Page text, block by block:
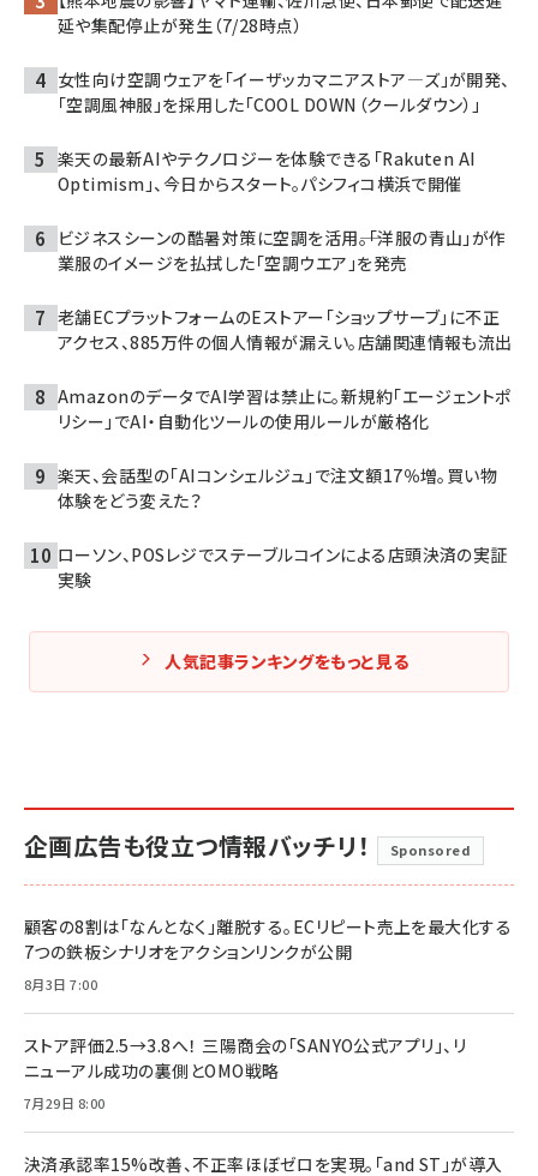
延や集配停止が発生（7/28時点）
女性向け空調ウェアを「イーザッカマニアストア―ズ」が開発、
「空調風神服」を採用した「COOL DOWN（クールダウン）」
楽天の最新AIやテクノロジーを体験できる「Rakuten AI
Optimism」、今日からスタート。パシフィコ横浜で開催
ビジネスシーンの酷暑対策に空調を活用――。「洋服の青山」が作
業服のイメージを払拭した「空調ウエア」を発売
老舗ECプラットフォームのEストアー「ショップサーブ」に不正
アクセス、885万件の個人情報が漏えい。店舗関連情報も流出
AmazonのデータでAI学習は禁止に。新規約「エージェントポ
リシー」でAI・自動化ツールの使用ルールが厳格化
楽天、会話型の「AIコンシェルジュ」で注文額17％増。買い物
体験をどう変えた？
ローソン、POSレジでステーブルコインによる店頭決済の実証
実験
人気記事ランキングをもっと見る
企画広告も役立つ情報バッチリ！ Sponsored
顧客の8割は「なんとなく」離脱する。ECリピート売上を最大化する
7つの鉄板シナリオをアクションリンクが公開
8月3日 7:00
ストア評価2.5→3.8へ！ 三陽商会の「SANYO公式アプリ」、リ
ニューアル成功の裏側とOMO戦略
7月29日 8:00
決済承認率15%改善、不正率ほぼゼロを実現。「and ST」が導入